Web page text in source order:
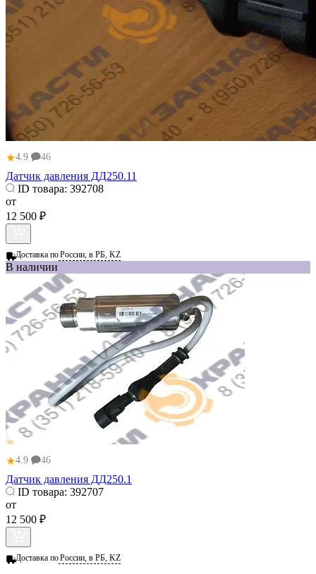
★4.9 46
Датчик давления ДД250.11
ID товара: 392708
от
12 500 ₽
Доставка поРоссии, в РБ, KZ
В наличии
★4.9 46
Датчик давления ДД250.1
ID товара: 392707
от
12 500 ₽
Доставка поРоссии, в РБ, KZ